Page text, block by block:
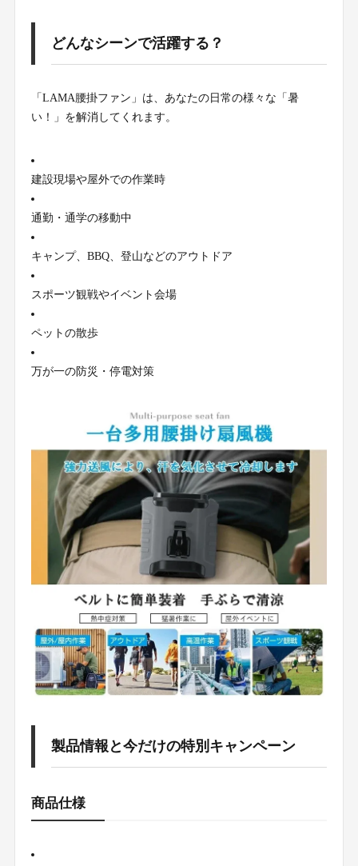
どんなシーンで活躍する？
「LAMA腰掛ファン」は、あなたの日常の様々な「暑
い！」を解消してくれます。
建設現場や屋外での作業時
通勤・通学の移動中
キャンプ、BBQ、登山などのアウトドア
スポーツ観戦やイベント会場
ペットの散歩
万が一の防災・停電対策
製品情報と今だけの特別キャンペーン
商品仕様